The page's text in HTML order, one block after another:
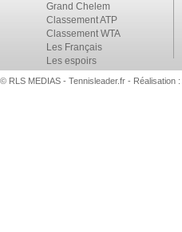
Grand Chelem
Classement ATP
Classement WTA
Les Français
Les espoirs
© RLS MEDIAS - Tennisleader.fr - Réalisation :